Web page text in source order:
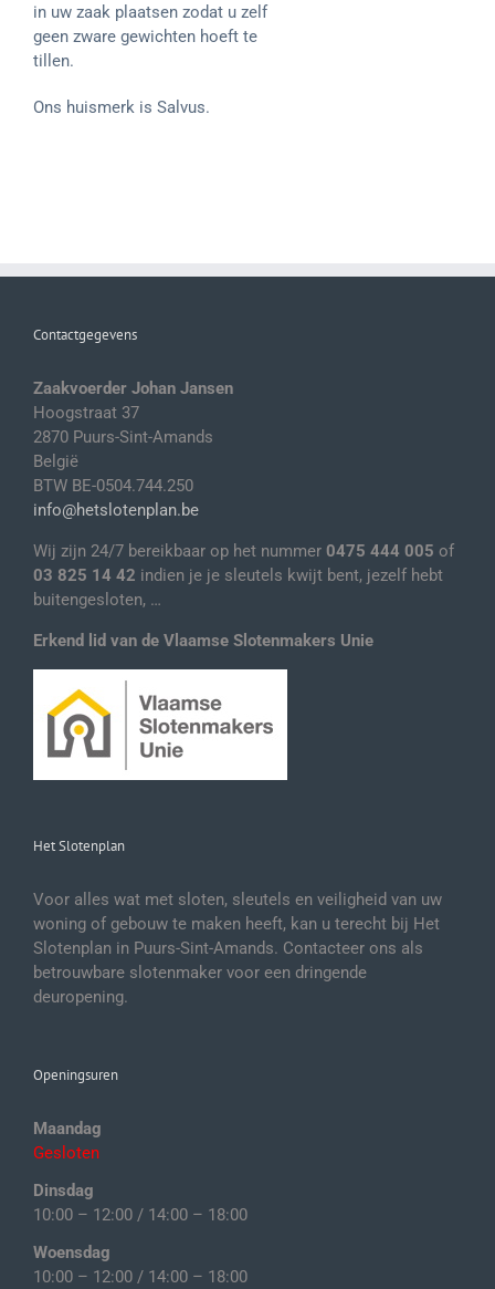
in uw zaak plaatsen zodat u zelf
geen zware gewichten hoeft te
tillen.
Ons huismerk is Salvus.
Contactgegevens
Zaakvoerder Johan Jansen
Hoogstraat 37
2870 Puurs-Sint-Amands
België
BTW BE-0504.744.250
info@hetslotenplan.be
Wij zijn 24/7 bereikbaar op het nummer 0475 444 005 of
03 825 14 42 indien je je sleutels kwijt bent, jezelf hebt
buitengesloten, …
Erkend lid van de Vlaamse Slotenmakers Unie
Het Slotenplan
Voor alles wat met sloten, sleutels en veiligheid van uw
woning of gebouw te maken heeft, kan u terecht bij Het
Slotenplan in Puurs-Sint-Amands. Contacteer ons als
betrouwbare slotenmaker voor een dringende
deuropening.
Openingsuren
Maandag
Gesloten
Dinsdag
10:00 – 12:00 / 14:00 – 18:00
Woensdag
10:00 – 12:00 / 14:00 – 18:00